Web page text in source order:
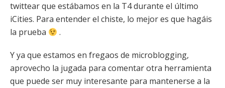
twittear que estábamos en la T4 durante el último
iCities. Para entender el chiste, lo mejor es que hagáis
la prueba
.
Y ya que estamos en fregaos de microblogging,
aprovecho la jugada para comentar otra herramienta
que puede ser muy interesante para mantenerse a la